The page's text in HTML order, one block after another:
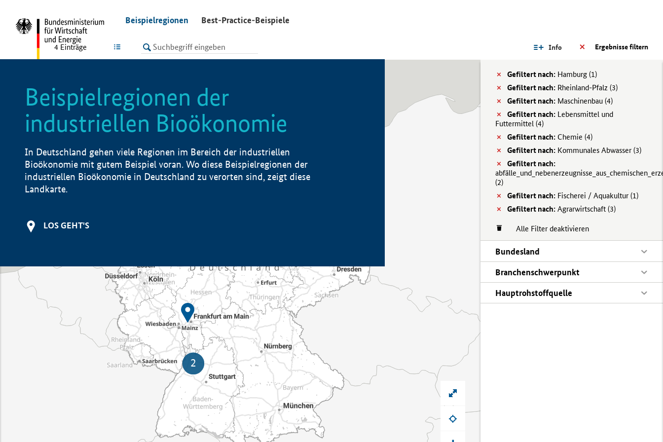
Beispielregionen Best-Practice-Beispiele
LISTE Ergebnisse filtern
Info
Gefiltert nach: Hamburg (1)
Gefiltert nach: Rheinland-Pfalz (3)
Gefiltert nach: Maschinenbau (4)
Gefiltert nach: Lebensmittel und
Futtermittel (4)
Gefiltert nach: Chemie (4)
Gefiltert nach: Kommunales Abwasser (3)
Gefiltert nach:
(2)
Gefiltert nach: Fischerei / Aquakultur (1)
Gefiltert nach: Agrarwirtschaft (3)
Alle Filter deaktivieren
Bundesland
Branchenschwerpunkt
Hauptrohstoffquelle
4 Einträge
Beispielregionen der
industriellen Bioökonomie
In Deutschland gehen viele Regionen im Bereich der industriellen
Bioökonomie mit gutem Beispiel voran. Wo diese Beispielregionen der
industriellen Bioökonomie in Deutschland zu verorten sind, zeigt diese
Landkarte.
LOS GEHT'S